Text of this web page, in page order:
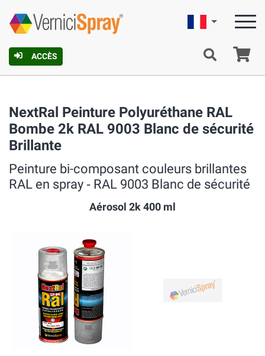
ACCÈS
Française
NextRal Peinture Polyuréthane RAL
Bombe 2k RAL 9003 Blanc de sécurité
Brillante
Peinture bi-composant couleurs brillantes
RAL en spray ‐ RAL 9003 Blanc de sécurité
Aérosol 2k 400 ml